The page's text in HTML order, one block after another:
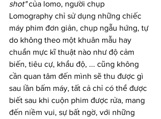
shot" của lomo, người chụp
Lomography chỉ sử dụng những chiếc
máy phim đơn giản, chụp ngẫu hứng, tự
do không theo một khuân mẫu hay
chuẩn mực kĩ thuật nào như độ cảm
biến, tiêu cự, khẩu độ, ... cũng không
cần quan tâm đến mình sẽ thu được gì
sau lần bấm máy, tất cả chỉ có thể được
biết sau khi cuộn phim được rửa, mang
đến niềm vui, sự bất ngờ, với những